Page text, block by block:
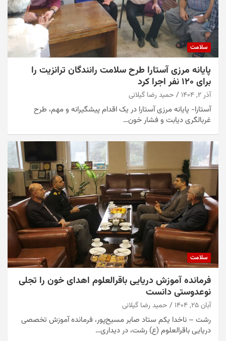
سلامت
پایانه مرزی آستارا طرح سلامت رانندگان ترانزیت را
برای ۱۲۰ نفر اجرا کرد
آذر ۲, ۱۴۰۴ حمید رضا گیلانی
آستارا- پایانه مرزی آستارا در یک اقدام پیشگیرانه و مهم، طرح
غربالگری دیابت و فشار خون…
سلامت
فرمانده آموزش دریایی باقرالعلوم اهدای خون را تجلی
نوعدوستی دانست
آبان ۲۵, ۱۴۰۴ حمید رضا گیلانی
رشت – ناخدا یکم ستاد صابر مسیح‌پور، فرمانده آموزش تخصصی
دریایی باقرالعلوم (ع) رشت، در دیداری…